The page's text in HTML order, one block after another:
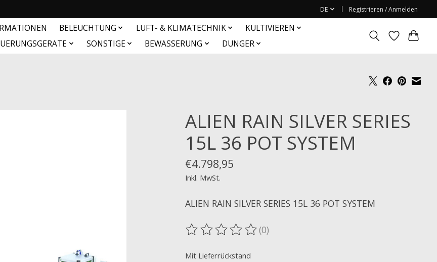
DE Registrieren / Anmelden
BELEUCHTUNG LUFT- & KLIMATECHNIK
KULTIVIEREN
SONSTIGE BEWASSERUNG DUNGER
ALIEN RAIN SILVER SERIES
15L 36 POT SYSTEM
€4.798,95
Inkl. MwSt.
ALIEN RAIN SILVER SERIES 15L 36 POT SYSTEM
Die Bewertung dieses Produkts ist
(0)
Mit Lieferrückstand